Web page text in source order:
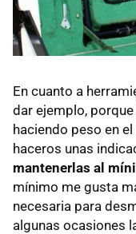
En cuanto a
dar ejemplo,
haciendo peso en
haceros unas
mantenerlas al
mínimo me gusta
necesaria para
algunas ocasiones